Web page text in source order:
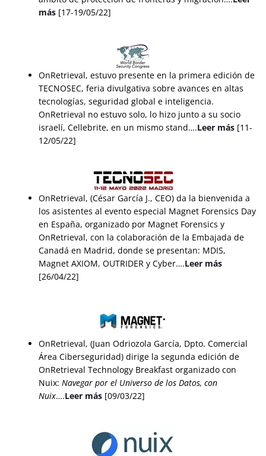
más [17-19/05/22]
OnRetrieval, estuvo presente en la primera edición de
TECNOSEC, feria divulgativa sobre avances en altas
tecnologías, seguridad global e inteligencia.
OnRetrieval no estuvo solo, lo hizo junto a su socio
israelí, Cellebrite, en un mismo stand….Leer más [11-
12/05/22]
OnRetrieval, (César García J., CEO) da la bienvenida a
los asistentes al evento especial Magnet Forensics Day
en España, organizado por Magnet Forensics y
OnRetrieval, con la colaboración de la Embajada de
Canadá en Madrid, donde se presentan: MDIS,
Magnet AXIOM, OUTRIDER y Cyber….Leer más
[26/04/22]
OnRetrieval, (Juan Odriozola García, Dpto. Comercial
Área Ciberseguridad) dirige la segunda edición de
OnRetrieval Technology Breakfast organizado con
Nuix: Navegar por el Universo de los Datos, con
Nuix….Leer más [09/03/22]